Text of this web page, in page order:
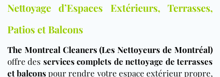
Nettoyage d’Espaces Extérieurs, Terrasses,
Patios et Balcons
The Montreal Cleaners (Les Nettoyeurs de Montréal)
offre des services complets de nettoyage de terrasses
et balconspour rendre votre espace extérieur propre,